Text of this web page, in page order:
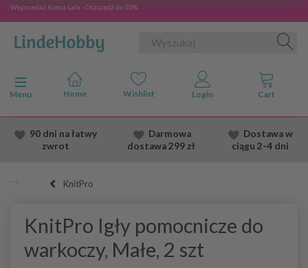
Wyprzedaż Konca Lata - Oszczędź do 50%
Przełącz nawigację
Menu
90 dni na łatwy
zwrot
Darmowa
dostawa299 zł
Dostawaw
ciągu 2-4 dni
KnitPro
KnitPro Igły pomocnicze do
warkoczy, Małe, 2 szt